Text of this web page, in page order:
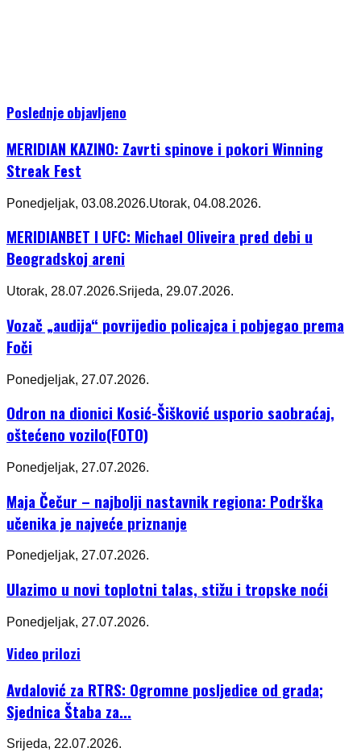
Poslednje objavljeno
MERIDIAN KAZINO: Zavrti spinove i pokori Winning
Streak Fest
Ponedjeljak, 03.08.2026.Utorak, 04.08.2026.
MERIDIANBET I UFC: Michael Oliveira pred debi u
Beogradskoj areni
Utorak, 28.07.2026.Srijeda, 29.07.2026.
Vozač „audija“ povrijedio policajca i pobjegao prema
Foči
Ponedjeljak, 27.07.2026.
Odron na dionici Kosić-Šišković usporio saobraćaj,
oštećeno vozilo(FOTO)
Ponedjeljak, 27.07.2026.
Maja Čečur – najbolji nastavnik regiona: Podrška
učenika je najveće priznanje
Ponedjeljak, 27.07.2026.
Ulazimo u novi toplotni talas, stižu i tropske noći
Ponedjeljak, 27.07.2026.
Video prilozi
Avdalović za RTRS: Ogromne posljedice od grada;
Sjednica Štaba za...
Srijeda, 22.07.2026.